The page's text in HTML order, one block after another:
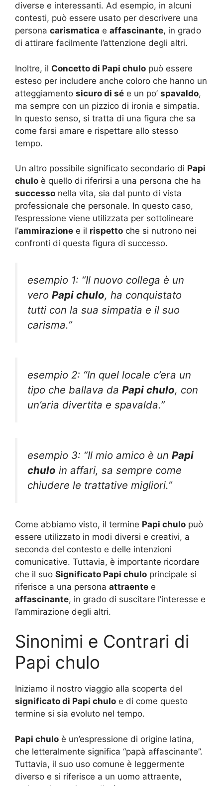
diverse e interessanti. Ad esempio, in alcuni
contesti, può essere usato per descrivere una
persona carismatica e affascinante, in grado
di attirare facilmente l’attenzione degli altri.
Inoltre, il Concetto di Papi chulo può essere
esteso per includere anche coloro che hanno un
atteggiamento sicuro di sé e un po’ spavaldo,
ma sempre con un pizzico di ironia e simpatia.
In questo senso, si tratta di una figura che sa
come farsi amare e rispettare allo stesso
tempo.
Un altro possibile significato secondario di Papi
chulo è quello di riferirsi a una persona che ha
successo nella vita, sia dal punto di vista
professionale che personale. In questo caso,
l’espressione viene utilizzata per sottolineare
l’ammirazione e il rispetto che si nutrono nei
confronti di questa figura di successo.
esempio 1: “Il nuovo collega è un
vero Papi chulo, ha conquistato
tutti con la sua simpatia e il suo
carisma.”
esempio 2: “In quel locale c’era un
tipo che ballava da Papi chulo, con
un’aria divertita e spavalda.”
esempio 3: “Il mio amico è un Papi
chulo in affari, sa sempre come
chiudere le trattative migliori.”
Come abbiamo visto, il termine Papi chulo può
essere utilizzato in modi diversi e creativi, a
seconda del contesto e delle intenzioni
comunicative. Tuttavia, è importante ricordare
che il suo Significato Papi chulo principale si
riferisce a una persona attraente e
affascinante, in grado di suscitare l’interesse e
l’ammirazione degli altri.
Sinonimi e Contrari di
Papi chulo
Iniziamo il nostro viaggio alla scoperta del
significato di Papi chulo e di come questo
termine si sia evoluto nel tempo.
Papi chulo è un’espressione di origine latina,
che letteralmente significa “papà affascinante”.
Tuttavia, il suo uso comune è leggermente
diverso e si riferisce a un uomo attraente,